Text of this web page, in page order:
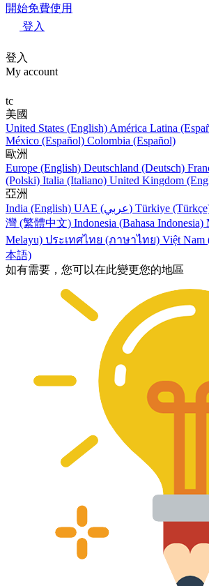
開始免費使用
登入
登入
My account
tc
美國
United States (English) América Latina
México (Español) Colombia (Español)
歐洲
Europe (English) Deutschland (Deutsch)
(Polski) Italia (Italiano) United Kingdom
亞洲
India (English)
UAE (عربي) Türkiye
灣 (繁體中文) Indonesia (Bahasa Indonesia)
Melayu) ประเทศไทย (ภาษาไทย) Việt Nam
本語)
如有需要，您可以在此變更您的地區